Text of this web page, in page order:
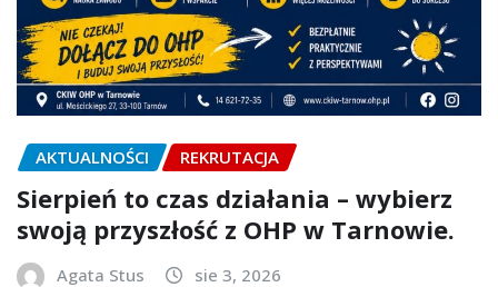
AKTUALNOŚCI REKRUTACJA
Sierpień to czas działania – wybierz
swoją przyszłość z OHP w Tarnowie.
Agata Stus sie 3, 2026